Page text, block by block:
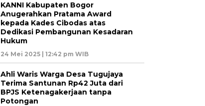
KANNI Kabupaten Bogor
Anugerahkan Pratama Award
kepada Kades Cibodas atas
Dedikasi Pembangunan Kesadaran
Hukum
24 Mei 2025 | 12:42 pm WIB
Ahli Waris Warga Desa Tugujaya
Terima Santunan Rp42 Juta dari
BPJS Ketenagakerjaan tanpa
Potongan